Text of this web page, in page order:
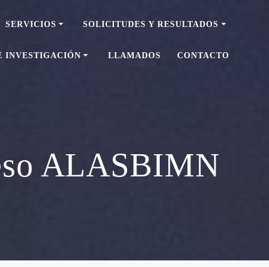
SERVICIOS SOLICITUDES Y RESULTADOS
INVESTIGACIÓN LLAMADOS CONTACTO
ALASBIMN